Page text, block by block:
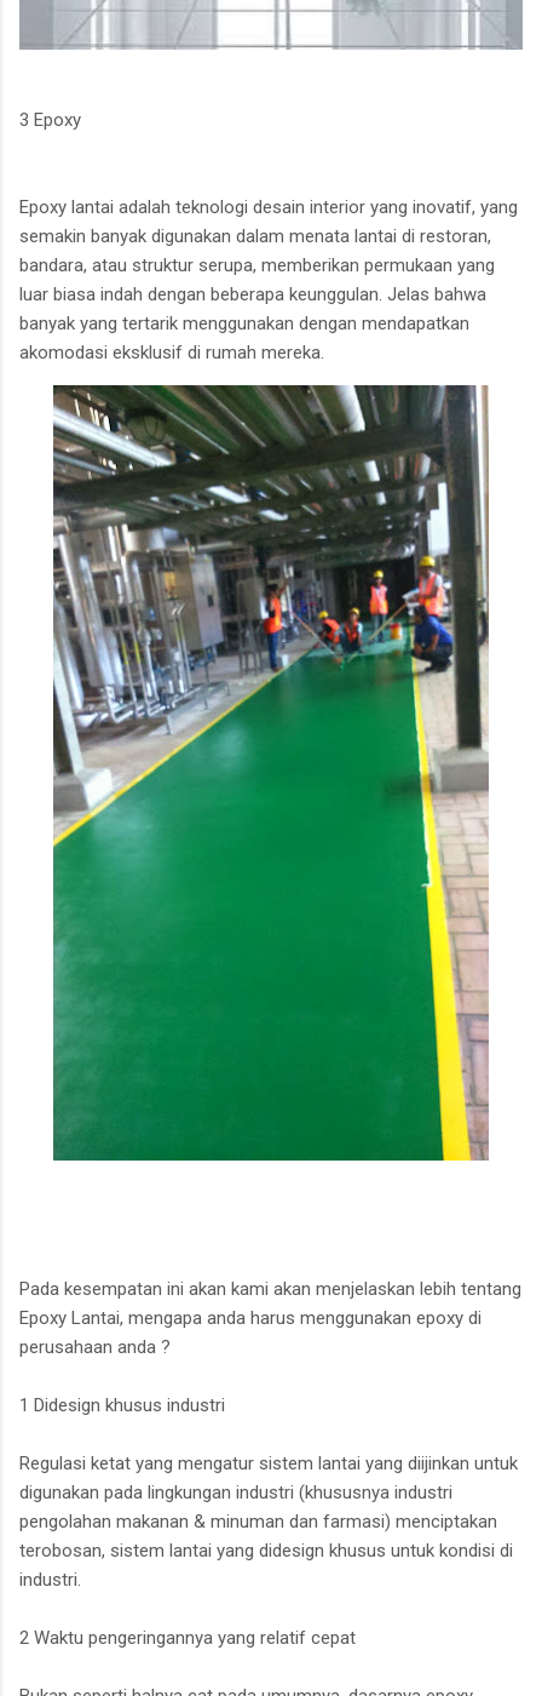
3 Epoxy
Epoxy lantai adalah teknologi desain interior yang inovatif, yang
semakin banyak digunakan dalam menata lantai di restoran,
bandara, atau struktur serupa, memberikan permukaan yang
luar biasa indah dengan beberapa keunggulan. Jelas bahwa
banyak yang tertarik menggunakan dengan mendapatkan
akomodasi eksklusif di rumah mereka.
Pada kesempatan ini akan kami akan menjelaskan lebih tentang
Epoxy Lantai, mengapa anda harus menggunakan epoxy di
perusahaan anda ?
1 Didesign khusus industri
Regulasi ketat yang mengatur sistem lantai yang diijinkan untuk
digunakan pada lingkungan industri (khususnya industri
pengolahan makanan & minuman dan farmasi) menciptakan
terobosan, sistem lantai yang didesign khusus untuk kondisi di
industri.
2 Waktu pengeringannya yang relatif cepat